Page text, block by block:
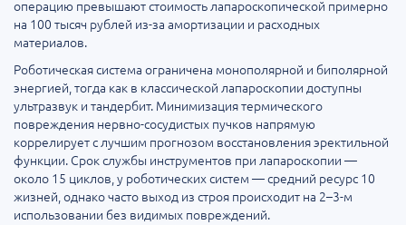
операцию превышают стоимость лапароскопической примерно
на 100 тысяч рублей из-за амортизации и расходных
материалов.
Роботическая система ограничена монополярной и биполярной
энергией, тогда как в классической лапароскопии доступны
ультразвук и тандербит. Минимизация термического
повреждения нервно-сосудистых пучков напрямую
коррелирует с лучшим прогнозом восстановления эректильной
функции. Срок службы инструментов при лапароскопии —
около 15 циклов, у роботических систем — средний ресурс 10
жизней, однако часто выход из строя происходит на 2–3-м
использовании без видимых повреждений.